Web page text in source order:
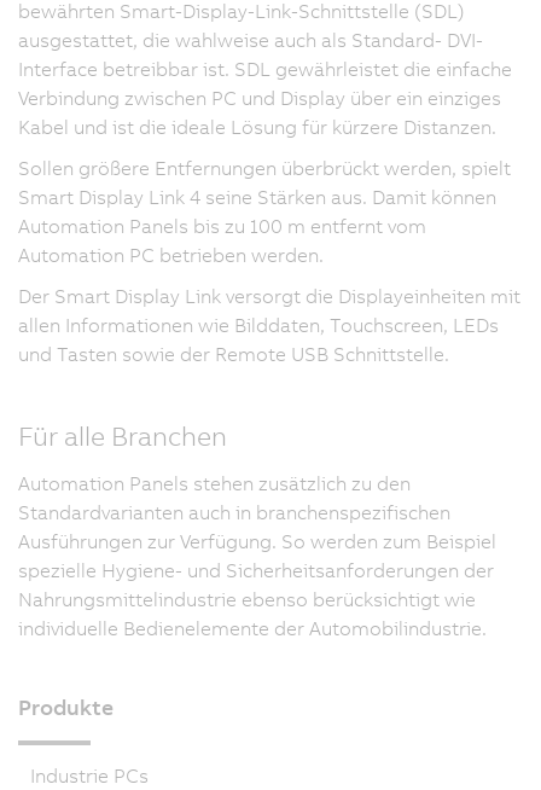
bewährten Smart-Display-Link-Schnittstelle (SDL)
ausgestattet, die wahlweise auch als Standard- DVI-
Interface betreibbar ist. SDL gewährleistet die einfache
Verbindung zwischen PC und Display über ein einziges
Kabel und ist die ideale Lösung für kürzere Distanzen.
Sollen größere Entfernungen überbrückt werden, spielt
Smart Display Link 4 seine Stärken aus. Damit können
Automation Panels bis zu 100 m entfernt vom
Automation PC betrieben werden.
Der Smart Display Link versorgt die Displayeinheiten mit
allen Informationen wie Bilddaten, Touchscreen, LEDs
und Tasten sowie der Remote USB Schnittstelle.
Für alle Branchen
Automation Panels stehen zusätzlich zu den
Standardvarianten auch in branchenspezifischen
Ausführungen zur Verfügung. So werden zum Beispiel
spezielle Hygiene- und Sicherheitsanforderungen der
Nahrungsmittelindustrie ebenso berücksichtigt wie
individuelle Bedienelemente der Automobilindustrie.
Produkte
Industrie PCs